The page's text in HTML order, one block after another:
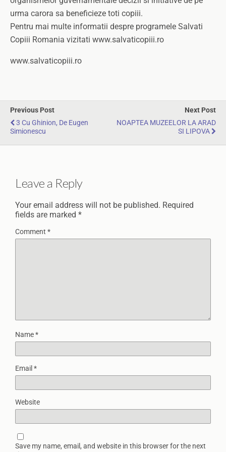
urma carora sa beneficieze toti copiii.
Pentru mai multe informatii despre programele Salvati
Copiii Romania vizitati www.salvaticopiii.ro
www.salvaticopiii.ro
Previous Post
3 Cu Ghinion, De Eugen
Simionescu
Next Post
NOAPTEA MUZEELOR LA ARAD
SI LIPOVA
Leave a Reply
Your email address will not be published. Required
fields are marked *
Comment *
Name*
Email *
Website
Save my name, email, and website in this browser for the next